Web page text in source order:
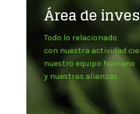
Área de
Todo lo relacionado
con nuestra actividad
nuestro equipo humano
y nuestras alianzas.